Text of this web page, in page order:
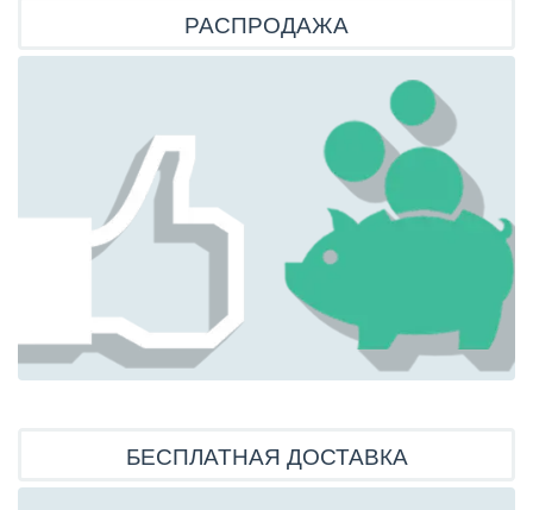
РАСПРОДАЖА
БЕСПЛАТНАЯ ДОСТАВКА